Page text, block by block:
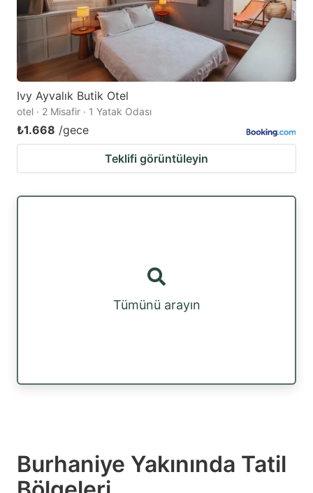
Ivy Ayvalık Butik Otel
otel · 2 Misafir · 1 Yatak Odası
₺1.668 /gece
Teklifi görüntüleyin
Tümünü arayın
Burhaniye Yakınında Tatil